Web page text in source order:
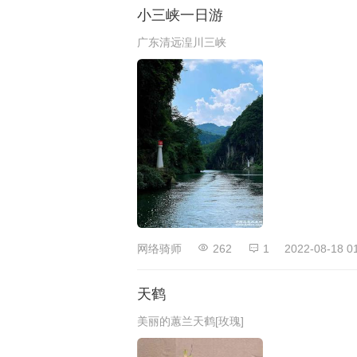
小三峡一日游
广东清远湟川三峡
网络骑师 262 1 2022-08-18
天鹤
美丽的蕙兰天鹤[玫瑰]